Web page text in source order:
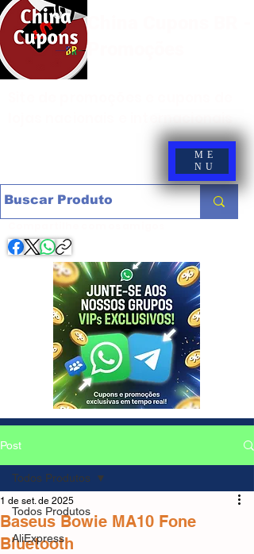
ME
NU
Post
Todos Produtos
AliExpress
Todos Produtos
Baseus Bowie MA10 Fone
Bluetooth
1 de set. de 2025